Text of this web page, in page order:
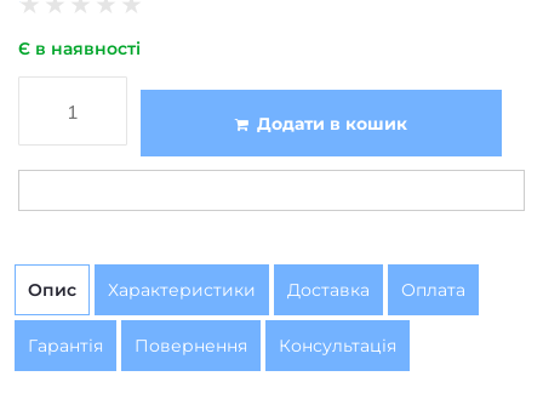
Є в наявності
Додати в кошик
Опис Характеристики Доставка Оплата
Гарантія Повернення Консультація